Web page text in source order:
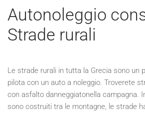
Autonoleggio
Strade rurali
Le strade rurali in tutta la Grecia sono un
pilota con un auto a noleggio. Troverete
con asfalto danneggiatonella campagna.
sono costruiti tra le montagne, le strade